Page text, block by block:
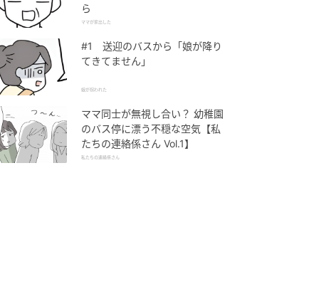
ら
ママが家出した
#1 送迎のバスから「娘が降り
てきてません」
娘が拐われた
ママ同士が無視し合い？ 幼稚園
のバス停に漂う不穏な空気【私
たちの連絡係さん Vol.1】
私たちの連絡係さん